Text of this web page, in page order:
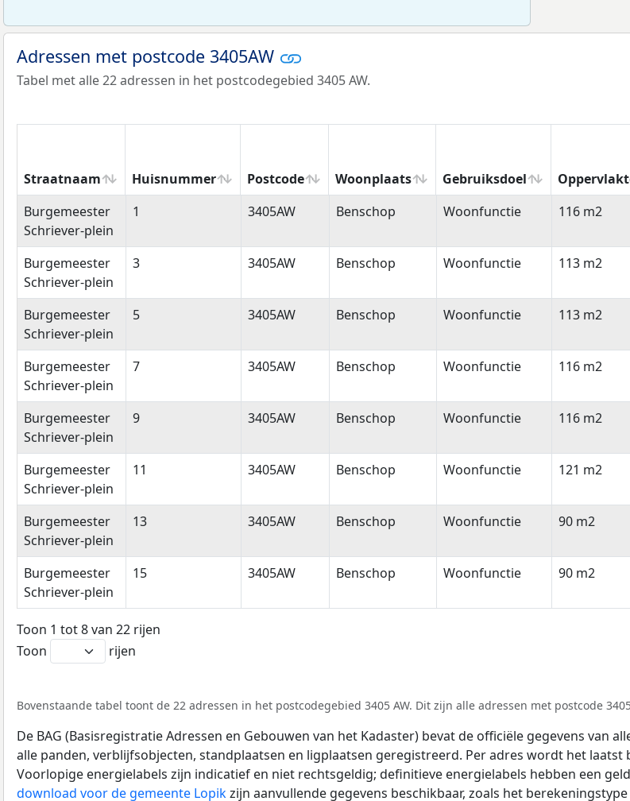
Adressen met postcode 3405AW
Tabel met alle 22 adressen in het postcodegebied 3405 AW.
Straatnaam Huisnummer Postcode Woonplaats Gebruiksdoel
Straatnaam
Huisnummer Postcode Woonplaats Gebruiksdoel Oppervlakte
Burgemeester
Schriever-plein
1 3405AW Benschop Woonfunctie 116 m2
Burgemeester
Schriever-plein
3 3405AW Benschop Woonfunctie 113 m2
Burgemeester
Schriever-plein
5 3405AW Benschop Woonfunctie 113 m2
Burgemeester
Schriever-plein
7 3405AW Benschop Woonfunctie 116 m2
Burgemeester
Schriever-plein
9 3405AW Benschop Woonfunctie 116 m2
Burgemeester
Schriever-plein
11 3405AW Benschop Woonfunctie 121 m2
Burgemeester
Schriever-plein
13 3405AW Benschop Woonfunctie 90 m2
Burgemeester
Schriever-plein
15 3405AW Benschop Woonfunctie 90 m2
Toon 1 tot 8 van 22 rijen
Toon
rijen
Bovenstaande tabel toont de 22 adressen in het postcodegebied 3405 AW. Dit zijn alle adressen met postcode
De BAG (Basisregistratie Adressen en Gebouwen van het Kadaster) bevat de officiële gegevens van
alle panden, verblijfsobjecten, standplaatsen en ligplaatsen geregistreerd. Per adres wordt het
Voorlopige energielabels zijn indicatief en niet rechtsgeldig; definitieve energielabels hebben een
download voor de gemeente Lopikzijn aanvullende gegevens beschikbaar, zoals het